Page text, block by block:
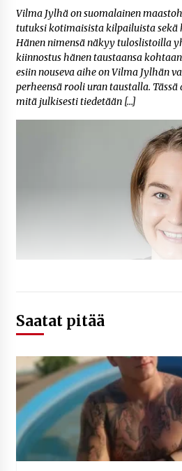
Vilma Jylhä on suomalainen
tutuksi kotimaisista kilpailuista sekä
Hänen nimensä näkyy tuloslistoilla
kiinnostus hänen taustaansa
esiin nouseva aihe on Vilma Jylhän
perheensä rooli uran taustalla.
mitä julkisesti tiedetään […]
Saatat pitää